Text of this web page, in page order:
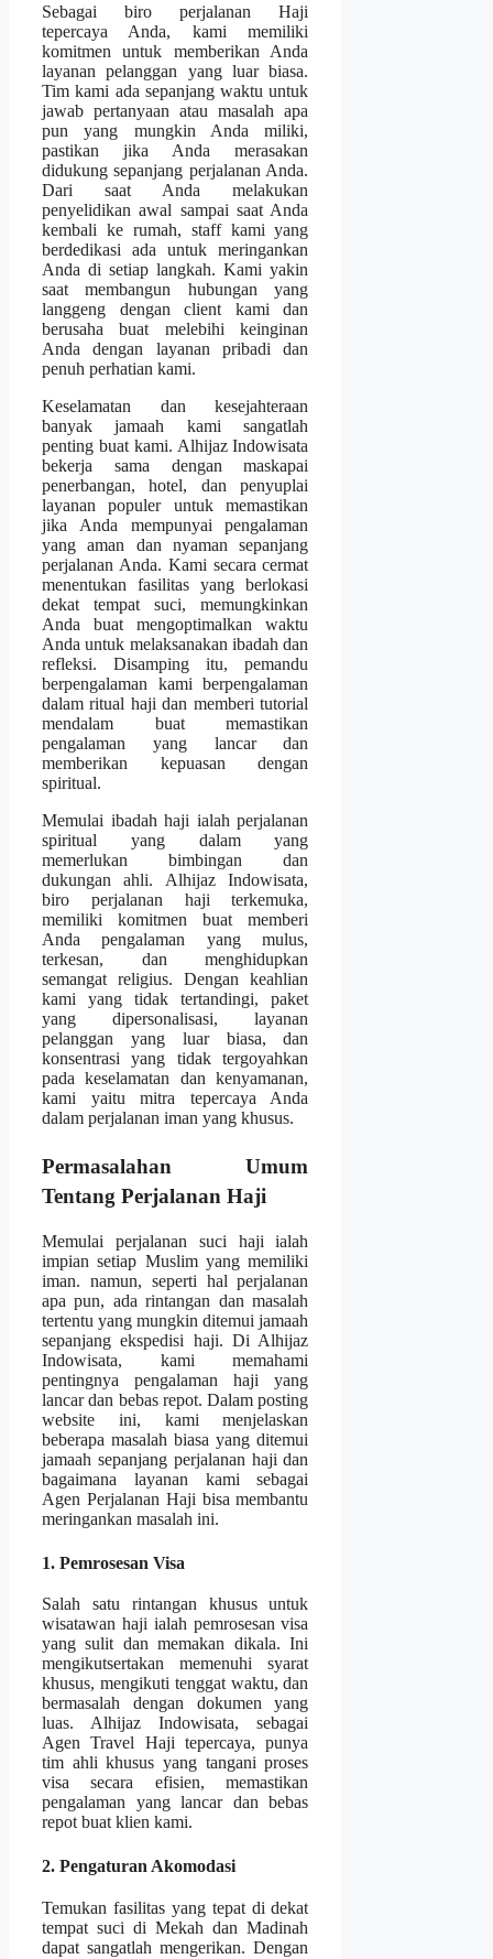
Sebagai biro perjalanan Haji
tepercaya Anda, kami memiliki
komitmen untuk memberikan Anda
layanan pelanggan yang luar biasa.
Tim kami ada sepanjang waktu untuk
jawab pertanyaan atau masalah apa
pun yang mungkin Anda miliki,
pastikan jika Anda merasakan
didukung sepanjang perjalanan Anda.
Dari saat Anda melakukan
penyelidikan awal sampai saat Anda
kembali ke rumah, staff kami yang
berdedikasi ada untuk meringankan
Anda di setiap langkah. Kami yakin
saat membangun hubungan yang
langgeng dengan client kami dan
berusaha buat melebihi keinginan
Anda dengan layanan pribadi dan
penuh perhatian kami.
Keselamatan dan kesejahteraan
banyak jamaah kami sangatlah
penting buat kami. Alhijaz Indowisata
bekerja sama dengan maskapai
penerbangan, hotel, dan penyuplai
layanan populer untuk memastikan
jika Anda mempunyai pengalaman
yang aman dan nyaman sepanjang
perjalanan Anda. Kami secara cermat
menentukan fasilitas yang berlokasi
dekat tempat suci, memungkinkan
Anda buat mengoptimalkan waktu
Anda untuk melaksanakan ibadah dan
refleksi. Disamping itu, pemandu
berpengalaman kami berpengalaman
dalam ritual haji dan memberi tutorial
mendalam buat memastikan
pengalaman yang lancar dan
memberikan kepuasan dengan
spiritual.
Memulai ibadah haji ialah perjalanan
spiritual yang dalam yang
memerlukan bimbingan dan
dukungan ahli. Alhijaz Indowisata,
biro perjalanan haji terkemuka,
memiliki komitmen buat memberi
Anda pengalaman yang mulus,
terkesan, dan menghidupkan
semangat religius. Dengan keahlian
kami yang tidak tertandingi, paket
yang dipersonalisasi, layanan
pelanggan yang luar biasa, dan
konsentrasi yang tidak tergoyahkan
pada keselamatan dan kenyamanan,
kami yaitu mitra tepercaya Anda
dalam perjalanan iman yang khusus.
Permasalahan Umum
Tentang Perjalanan Haji
Memulai perjalanan suci haji ialah
impian setiap Muslim yang memiliki
iman. namun, seperti hal perjalanan
apa pun, ada rintangan dan masalah
tertentu yang mungkin ditemui jamaah
sepanjang ekspedisi haji. Di Alhijaz
Indowisata, kami memahami
pentingnya pengalaman haji yang
lancar dan bebas repot. Dalam posting
website ini, kami menjelaskan
beberapa masalah biasa yang ditemui
jamaah sepanjang perjalanan haji dan
bagaimana layanan kami sebagai
Agen Perjalanan Haji bisa membantu
meringankan masalah ini.
1. Pemrosesan Visa
Salah satu rintangan khusus untuk
wisatawan haji ialah pemrosesan visa
yang sulit dan memakan dikala. Ini
mengikutsertakan memenuhi syarat
khusus, mengikuti tenggat waktu, dan
bermasalah dengan dokumen yang
luas. Alhijaz Indowisata, sebagai
Agen Travel Haji tepercaya, punya
tim ahli khusus yang tangani proses
visa secara efisien, memastikan
pengalaman yang lancar dan bebas
repot buat klien kami.
2. Pengaturan Akomodasi
Temukan fasilitas yang tepat di dekat
tempat suci di Mekah dan Madinah
dapat sangatlah mengerikan. Dengan